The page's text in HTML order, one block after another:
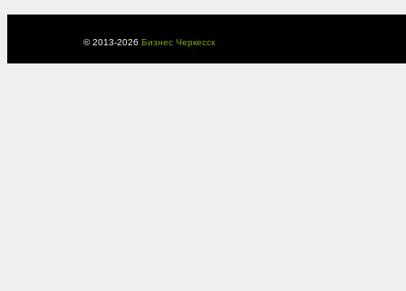
© 2013-2026 Бизнес Черкесск